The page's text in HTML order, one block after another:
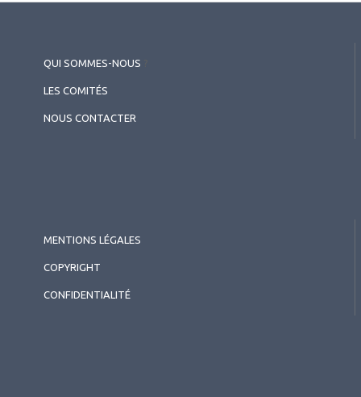
QUI SOMMES-NOUS
LES COMITÉS
NOUS CONTACTER
MENTIONS LÉGALES
COPYRIGHT
CONFIDENTIALITÉ